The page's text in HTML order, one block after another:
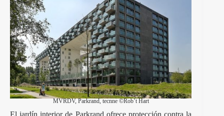
MVRDV, Parkrand, tecnne ©Rob’t Hart
El jardín interior de Parkrand ofrece protección contra la